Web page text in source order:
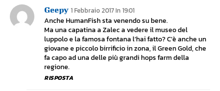
Geepy 1 Febbraio 2017 In 19:01
Anche HumanFish sta venendo su bene.
Ma una capatina a Zalec a vedere il museo del
luppolo e la famosa fontana l’hai fatto? C’è anche un
giovane e piccolo birrificio in zona, il Green Gold, che
fa capo ad una delle più grandi hops farm della
regione.
RISPOSTA